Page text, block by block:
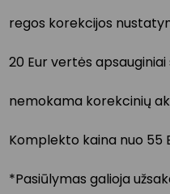
regos korekcijos
20 Eur vertės
nemokama korekcinių
Komplekto kaina nuo 55
*Pasiūlymas galioja